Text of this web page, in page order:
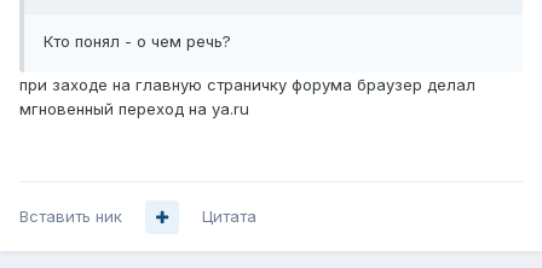
Кто понял - о чем речь?
при заходе на главную страничку форума браузер делал
мгновенный переход на ya.ru
Вставить ник Цитата